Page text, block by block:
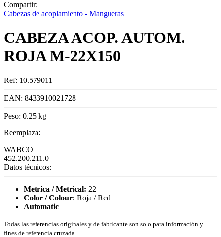
Compartir:
Cabezas de acoplamiento - Mangueras
CABEZA ACOP. AUTOM.
ROJA M-22X150
Ref: 10.579011
EAN: 8433910021728
Peso: 0.25 kg
Reemplaza:
WABCO
452.200.211.0
Datos técnicos:
Metrica / Metrical: 22
Color / Colour: Roja / Red
Automatic
Todas las referencias originales y de fabricante son solo para información y
fines de referencia cruzada.